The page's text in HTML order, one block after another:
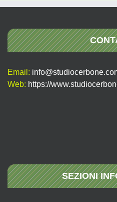
Email:
Web: https://
SEZIONI